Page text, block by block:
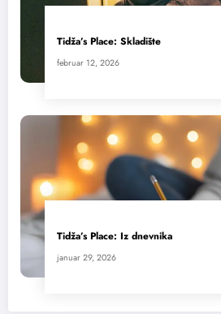
Tidža’s Place: Skladište
februar 12, 2026
Tidža’s Place: Iz dnevnika
januar 29, 2026